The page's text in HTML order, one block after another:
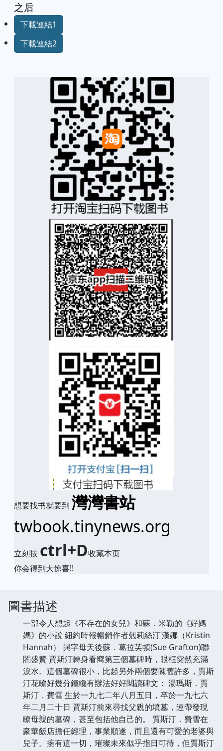
之后
下載連結1
下載連結2
想要找书就要到 灣灣書站
twbook.tinynews.org
立刻按 ctrl+D收藏本页
你会得到大惊喜!!
圖書描述
一部令人想起《不存在的女兒》和蘇．米勒的《好媽
媽》的小說 紐約時報暢銷作者剋莉絲汀˙漢娜（Kristin
Hannah） 與字母天後蘇．葛拉芙頓(Sue Grafton)聯
閤盛贊 賈斯汀轉身看嚮第三個墓碑時，眼框突然充滿
淚水。這個墓碑很小，比起另外兩個要陳舊許多，賈斯
汀花瞭好幾分鍾纔有辦法好好閱讀碑文： 湯瑪斯．賈
斯汀．費雪 生於一九七二年八月五日，卒於一九七六
年二月二十日 賈斯汀前來尋找父親的墳墓，連帶發現
瞭母親的墓碑，甚至包括他自己的。 賈斯汀．費雪在
豪華飯店擔任經理，事業順遂，而且還有可愛的老婆與
兒子。擁有這一切，璀璨未來似乎指日可待，但賈斯汀